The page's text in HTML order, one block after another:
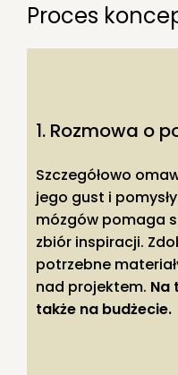
Proces
1. Rozmowa o
Szczegółowo
jego gust i
mózgów pomaga
zbiór inspiracji.
potrzebne
nad projektem. Na
także na budżecie.